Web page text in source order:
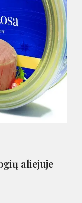
aliejuje